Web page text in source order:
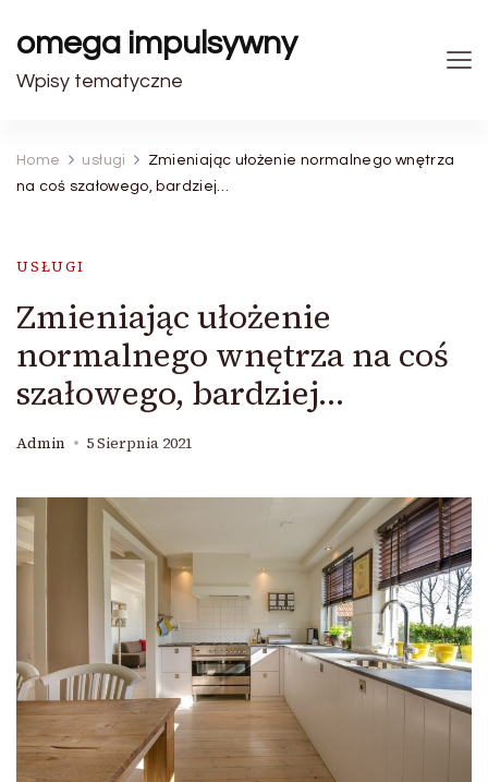
omega impulsywny
Wpisy tematyczne
Home usługi
Zmieniając ułożenie normalnego wnętrza
na coś szałowego, bardziej…
USŁUGI
Zmieniając ułożenie
normalnego wnętrza na coś
szałowego, bardziej…
Admin 5 Sierpnia 2021